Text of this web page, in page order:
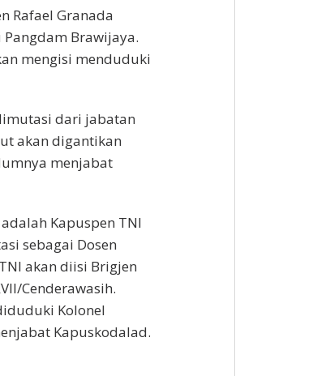
Rafael Granada
Brawijaya.
mengisi menduduki
dari jabatan
akan digantikan
menjabat
Kapuspen TNI
sebagai Dosen
akan diisi Brigjen
Cenderawasih.
Kolonel
Kapuskodalad.